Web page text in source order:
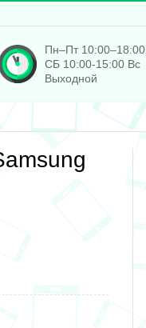
Пн–Пт 10:00–18:00,
СБ 10:00-15:00 Вс
Выходной